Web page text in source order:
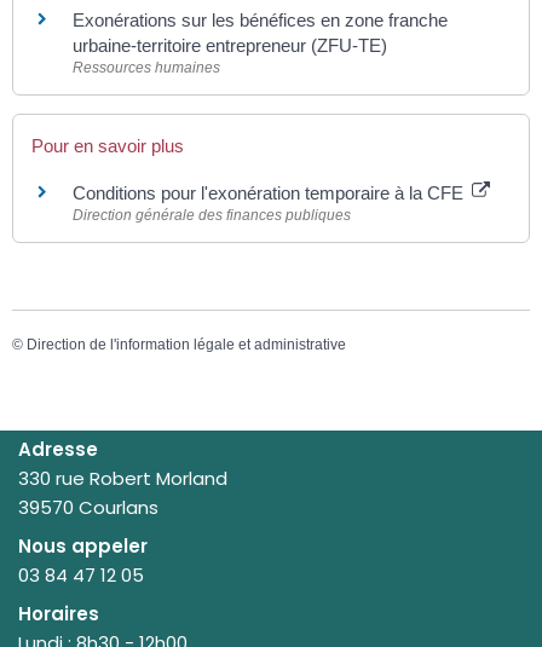
Exonérations sur les bénéfices en zone franche
urbaine-territoire entrepreneur (ZFU-TE)
Ressources humaines
Pour en savoir plus
Conditions pour l'exonération temporaire à la CFE
Direction générale des finances publiques
© Direction de l'information légale et administrative
Adresse
330 rue Robert Morland
39570 Courlans
Nous appeler
03 84 47 12 05
Horaires